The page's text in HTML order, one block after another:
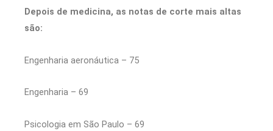
Depois de medicina, as notas de corte mais altas
são:
Engenharia aeronáutica – 75
Engenharia – 69
Psicologia em São Paulo – 69